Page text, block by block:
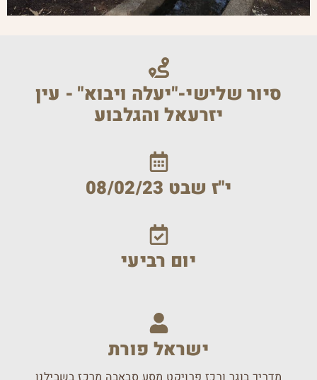
סיור שלישי-"יעלה ויבוא" - עין
יזרעאל והגלבוע
י"ז שבט 08/02/23
יום רביעי
ישראל פורת